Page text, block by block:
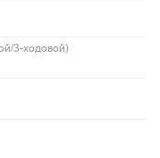
3-ходовой)